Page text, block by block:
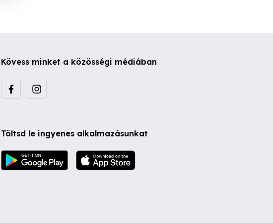
Kövess minket a közösségi médiában
Töltsd le ingyenes alkalmazásunkat